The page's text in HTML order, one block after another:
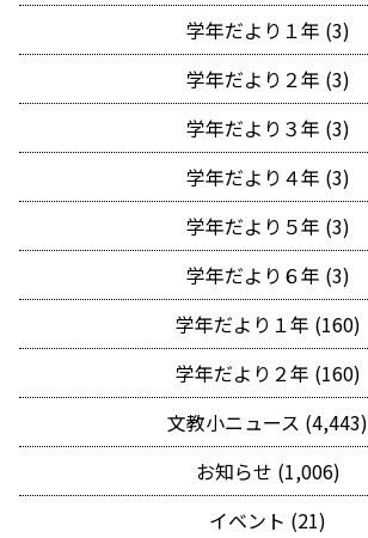
学年だより１年 (3)
学年だより２年 (3)
学年だより３年 (3)
学年だより４年 (3)
学年だより５年 (3)
学年だより６年 (3)
学年だより１年 (160)
学年だより２年 (160)
文教小ニュース (4,443)
お知らせ (1,006)
イベント (21)